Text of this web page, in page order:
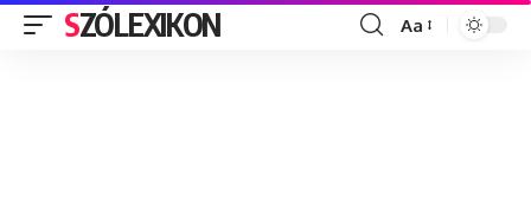
SZÓLEXIKON
Font
Aa